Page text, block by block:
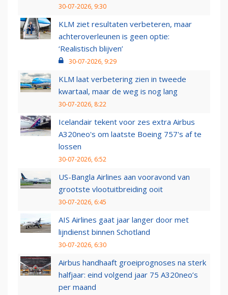
30-07-2026, 9:30
KLM ziet resultaten verbeteren, maar
achteroverleunen is geen optie:
‘Realistisch blijven’
30-07-2026, 9:29
KLM laat verbetering zien in tweede
kwartaal, maar de weg is nog lang
30-07-2026, 8:22
Icelandair tekent voor zes extra Airbus
A320neo's om laatste Boeing 757's af te
lossen
30-07-2026, 6:52
US-Bangla Airlines aan vooravond van
grootste vlootuitbreiding ooit
30-07-2026, 6:45
AIS Airlines gaat jaar langer door met
lijndienst binnen Schotland
30-07-2026, 6:30
Airbus handhaaft groeiprognoses na sterk
halfjaar: eind volgend jaar 75 A320neo’s
per maand